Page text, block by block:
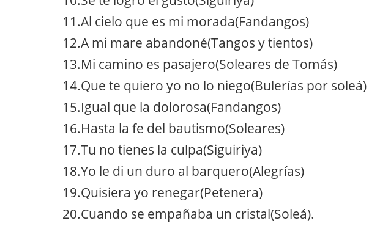
11.Al cielo que es mi morada(Fandangos)
12.A mi mare abandoné(Tangos y tientos)
13.Mi camino es pasajero(Soleares de Tomás)
14.Que te quiero yo no lo niego(Bulerías por soleá)
15.Igual que la dolorosa(Fandangos)
16.Hasta la fe del bautismo(Soleares)
17.Tu no tienes la culpa(Siguiriya)
18.Yo le di un duro al barquero(Alegrías)
19.Quisiera yo renegar(Petenera)
20.Cuando se empañaba un cristal(Soleá).